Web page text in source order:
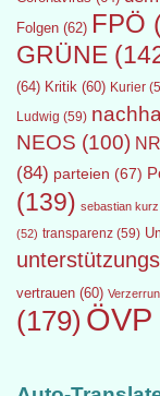
Folgen (62) FPÖ
GRÜNE
(64) Kritik (60) Kurier
Ludwig (59)
NEOS (100)
(84) parteien (67)
(139) sebastian kurz
(52) transparenz (59)
vertrauen (60)
(179) ÖVP